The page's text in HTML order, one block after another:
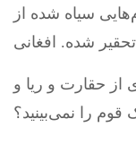
سیاه شده از
از حقارت و ریا و
قوم را نمی‌بینید؟